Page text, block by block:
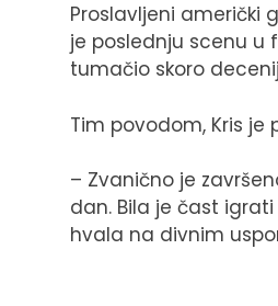
Proslavljeni američki
je poslednju scenu u
tumačio skoro
Tim povodom, Kris
– Zvanično je
dan. Bila je čast
hvala na divnim